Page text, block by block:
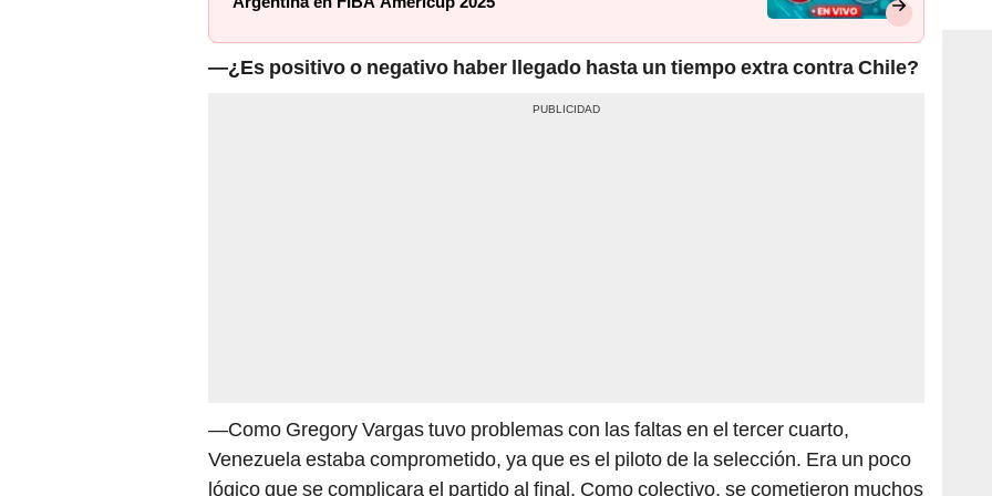
—¿Es positivo o negativo haber llegado hasta un tiempo extra contra Chile?
—Como Gregory Vargas tuvo problemas con las faltas en el tercer cuarto,
Venezuela estaba comprometido, ya que es el piloto de la selección. Era un poco
lógico que se complicara el partido al final. Como colectivo, se cometieron muchos